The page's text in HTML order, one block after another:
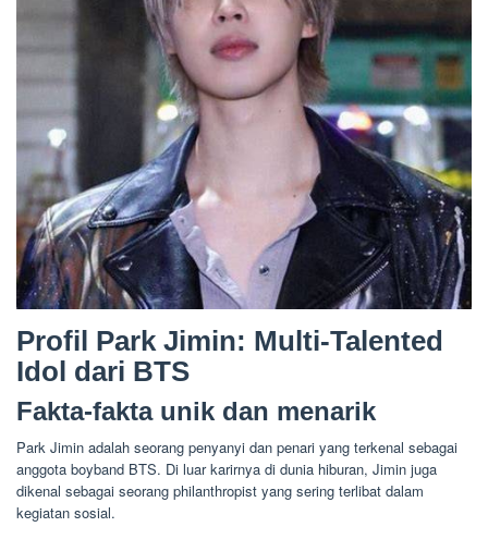
Profil Park Jimin: Multi-Talented
Idol dari BTS
Fakta-fakta unik dan menarik
Park Jimin adalah seorang penyanyi dan penari yang terkenal sebagai
anggota boyband BTS. Di luar karirnya di dunia hiburan, Jimin juga
dikenal sebagai seorang philanthropist yang sering terlibat dalam
kegiatan sosial.